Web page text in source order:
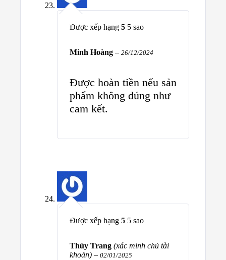
Được xếp hạng 5 5 sao
Minh Hoàng – 26/12/2024
Được hoàn tiền nếu sản
phẩm không đúng như
cam kết.
Được xếp hạng 5 5 sao
Thùy Trang (xác minh chủ tài
khoản) – 02/01/2025